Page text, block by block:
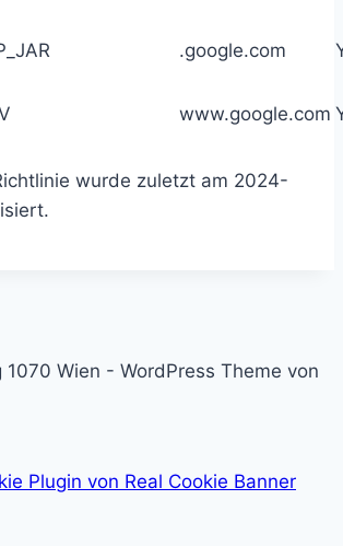
.google.com
www.google.com
wurde zuletzt am 2024-
Wien - WordPress Theme von
Plugin von Real Cookie Banner